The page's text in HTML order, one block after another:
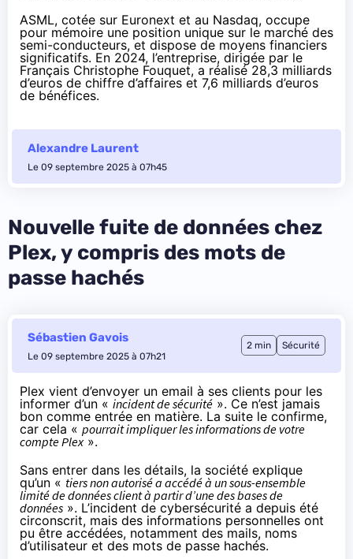
ASML, cotée sur Euronext et au Nasdaq, occupe
pour mémoire une position unique sur le marché des
semi-conducteurs, et dispose de moyens financiers
significatifs. En 2024, l’entreprise, dirigée par le
Français Christophe Fouquet, a réalisé28,3 milliards
d’euros de chiffre d’affaires et 7,6 milliards d’euros
de bénéfices.
Alexandre Laurent
Le 09 septembre 2025 à 07h45
Nouvelle fuite de données chez
Plex, y compris des mots de
passe hachés
Sébastien Gavois
Le 09 septembre 2025 à 07h21
2 min Sécurité
Plex vient d’envoyer un email à ses clients pour les
informer d’un « incident de sécurité ». Ce n’est jamais
bon comme entrée en matière. La suite le confirme,
car cela « pourrait impliquer les informations de votre
compte Plex».
Sans entrer dans les détails, la société explique
qu’un « tiers non autorisé a accédé à un sous-ensemble
limité de données client à partir d’une des bases de
données ». L’incident de cybersécurité a depuis été
circonscrit, mais des informations personnelles ont
pu être accédées, notamment des mails, noms
d’utilisateur et des mots de passe hachés.